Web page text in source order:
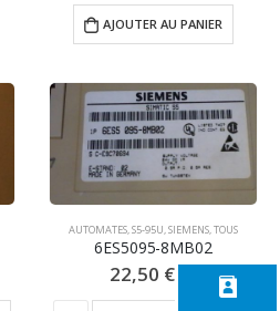
AJOUTER AU PANIER
AUTOMATES,S5-95U,SIEMENS,TOUS
6ES5095-8MB02
22,50 €